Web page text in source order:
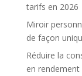
tarifs en 2026
Miroir
de façon
Réduire la
en rendement